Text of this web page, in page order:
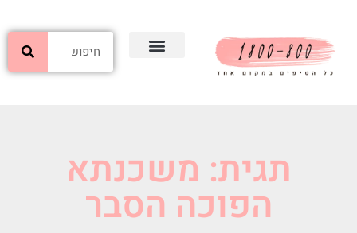
תגית: משכנתא
הפוכה הסבר